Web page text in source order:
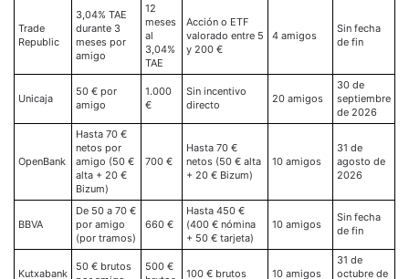
Trade
Republic
3,04% TAE
durante 3
meses por
amigo
12
meses
al
3,04%
TAE
Acción o ETF
valorado entre 5
y 200 €
4 amigos
Sin fecha
de fin
Unicaja
50 € por
amigo
1.000
€
Sin incentivo
directo
20 amigos
30 de
septiembre
de 2026
OpenBank
Hasta 70 €
netos por
amigo (50 €
alta + 20 €
Bizum)
700 €
Hasta 70 €
netos (50 € alta
+ 20 € Bizum)
10 amigos
31 de
agosto de
2026
BBVA
De 50 a 70 €
por amigo
(por tramos)
660 €
Hasta 450 €
(400 € nómina
+ 50 € tarjeta)
10 amigos
Sin fecha
de fin
Kutxabank
50 € brutos
500 €
100 € brutos 10 amigos
31 de
octubre de